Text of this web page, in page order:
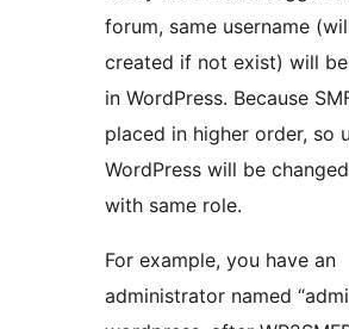
forum, same username
created if not exist) will
in WordPress. Because SMF is
placed in higher order, so
WordPress will be
with same role.
For example, you have an
administrator named